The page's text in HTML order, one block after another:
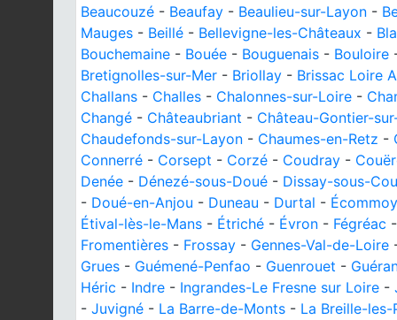
Beaucouzé - Beaufay - Beaulieu-sur-Layon -
Mauges - Beillé - Bellevigne-les-Châteaux -
Bouchemaine - Bouée - Bouguenais - Bouloire
Bretignolles-sur-Mer - Briollay - Brissac Loire
Challans - Challes - Chalonnes-sur-Loire -
Changé - Châteaubriant - Château-Gontier-
Chaudefonds-sur-Layon - Chaumes-en-Retz -
Connerré - Corsept - Corzé - Coudray -
Denée - Dénezé-sous-Doué - Dissay-sous-
- Doué-en-Anjou - Duneau - Durtal - Écommoy
Étival-lès-le-Mans - Étriché - Évron - Fégréac
Fromentières - Frossay - Gennes-Val-de-Loire
Grues - Guémené-Penfao - Guenrouet -
Héric - Indre - Ingrandes-Le Fresne sur Loire -
- Juvigné - La Barre-de-Monts - La Breille-les-